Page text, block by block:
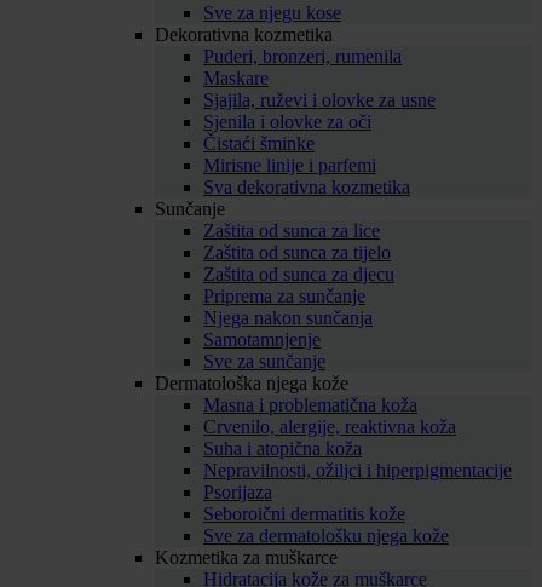
Sve za njegu kose
Dekorativna kozmetika
Puderi, bronzeri, rumenila
Maskare
Sjajila, ruževi i olovke za usne
Sjenila i olovke za oči
Čistaći šminke
Mirisne linije i parfemi
Sva dekorativna kozmetika
Sunčanje
Zaštita od sunca za lice
Zaštita od sunca za tijelo
Zaštita od sunca za djecu
Priprema za sunčanje
Njega nakon sunčanja
Samotamnjenje
Sve za sunčanje
Dermatološka njega kože
Masna i problematična koža
Crvenilo, alergije, reaktivna koža
Suha i atopična koža
Nepravilnosti, ožiljci i hiperpigmentacije
Psorijaza
Seboroični dermatitis kože
Sve za dermatološku njega kože
Kozmetika za muškarce
Hidratacija kože za muškarce